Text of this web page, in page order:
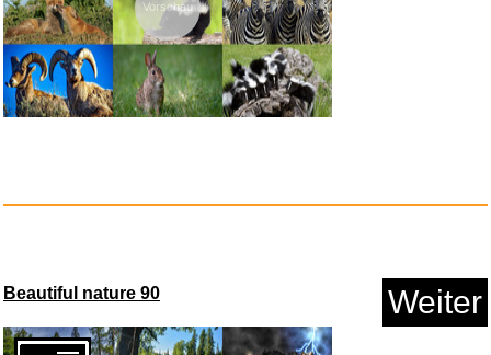
Hörmann �-ffnungsbegrenze...
Vorschau
Beautiful nature 90 Weiter